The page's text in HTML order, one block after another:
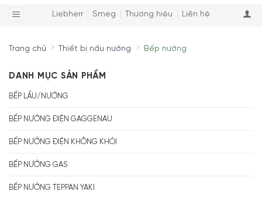
Liebherr Smeg Thương hiệu Liên hệ
Trang chủ Thiết bị nấu nướng Bếp nướng
DANH MỤC SẢN PHẨM
BẾP LẨU/NƯỚNG
BẾP NƯỚNG ĐIỆN GAGGENAU
BẾP NƯỚNG ĐIỆN KHÔNG KHÓI
BẾP NƯỚNG GAS
BẾP NƯỚNG TEPPAN YAKI